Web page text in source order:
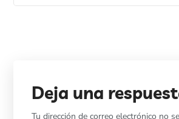
Deja una
Tu dirección de correo electrónico no